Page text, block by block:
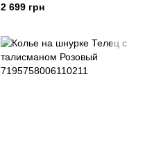
2 699 грн